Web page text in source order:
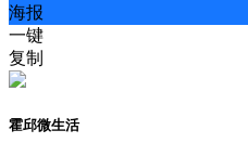
海报
一键
复制
霍邱微生活